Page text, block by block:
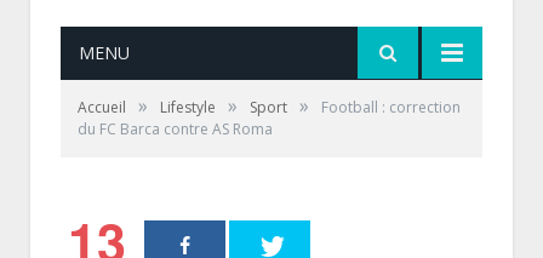
MENU
Accueil » Lifestyle » Sport »
Football : correction
du FC Barca contre AS Roma
13